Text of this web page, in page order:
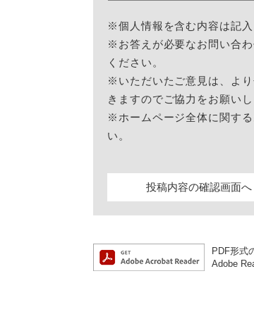
※個人情報を含む内容は記入
※お答えが必要なお問い合
ください。
※いただいたご意見は、よ
きますのでご協力をお願いし
※ホームページ全体に関する
い。
PDF形式
Adobe